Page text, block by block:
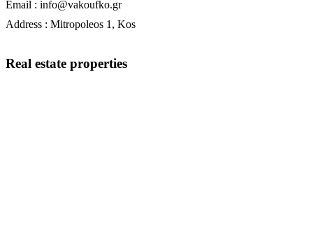
Email : info@vakoufko.gr
Address : Mitropoleos 1, Kos
Real estate properties